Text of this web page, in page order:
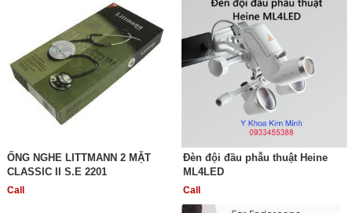
ỐNG NGHE LITTMANN 2 MẶT
CLASSIC II S.E 2201
Call
Đèn đội đầu phẫu thuật Heine
ML4LED
Call